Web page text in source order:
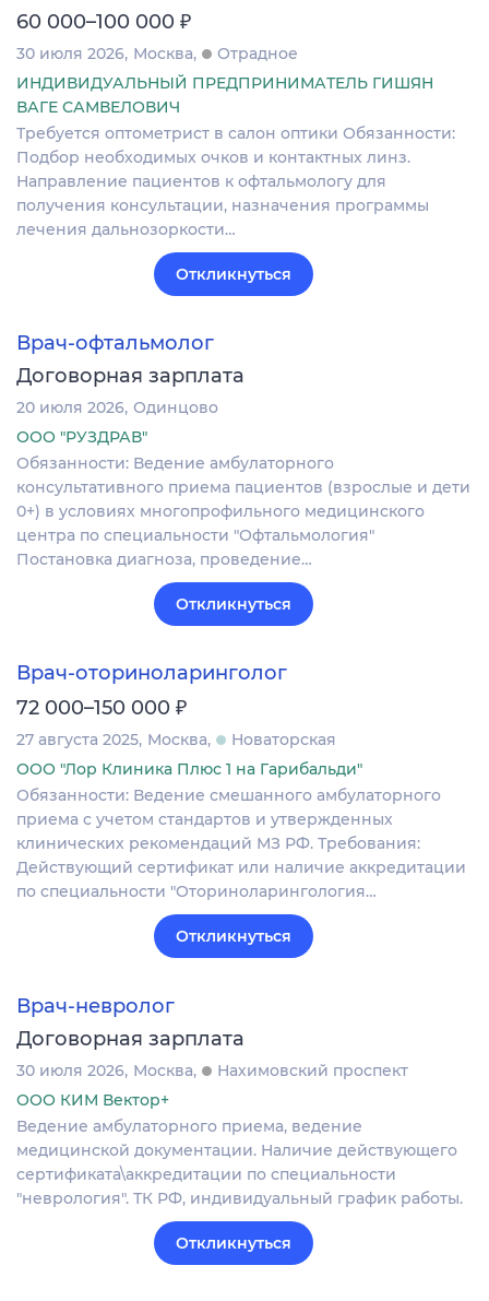
60 000–100 000 ₽
30 июля 2026 Москва
Отрадное
ИНДИВИДУАЛЬНЫЙ ПРЕДПРИНИМАТЕЛЬ ГИШЯН
ВАГЕ САМВЕЛОВИЧ
Требуется оптометрист в салон оптики Обязанности:
Подбор необходимых очков и контактных линз.
Направление пациентов к офтальмологу для
получения консультации, назначения программы
лечения дальнозоркости…
Откликнуться
Врач-офтальмолог
Договорная зарплата
20 июля 2026 Одинцово
ООО "РУЗДРАВ"
Обязанности: Ведение амбулаторного
консультативного приема пациентов (взрослые и дети
0+) в условиях многопрофильного медицинского
центра по специальности "Офтальмология"
Постановка диагноза‚ проведение…
Откликнуться
Врач-оториноларинголог
72 000–150 000 ₽
27 августа 2025 Москва
Новаторская
ООО "Лор Клиника Плюс 1 на Гарибальди"
Обязанности: Ведение смешанного амбулаторного
приема с учетом стандартов и утвержденных
клинических рекомендаций МЗ РФ. Требования:
Действующий сертификат или наличие аккредитации
по специальности "Оториноларингология…
Откликнуться
Врач-невролог
Договорная зарплата
30 июля 2026 Москва
Нахимовский проспект
ООО КИМ Вектор+
Ведение амбулаторного приема, ведение
медицинской документации. Наличие действующего
сертификата\аккредитации по специальности
"неврология". ТК РФ, индивидуальный график работы.
Откликнуться